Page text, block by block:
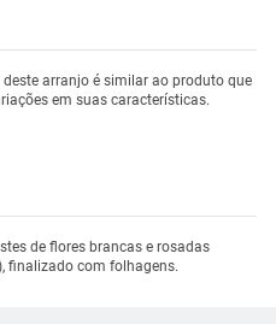
arranjo é similar ao produto que
em suas características.
de flores brancas e rosadas
finalizado com folhagens.